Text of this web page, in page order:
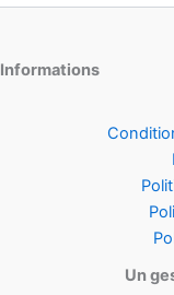
Informations
Un